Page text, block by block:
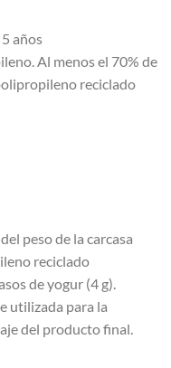
años
Al menos el 70% de
reciclado
peso de la carcasa
reciclado
de yogur (4 g).
utilizada para la
del producto final.